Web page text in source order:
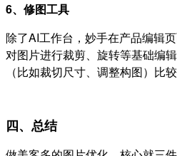
6、修图工具
除了AI工作台，妙手在产品编辑
对图片进行裁剪、旋转等基础编
（比如裁切尺寸、调整构图）比较
四、总结